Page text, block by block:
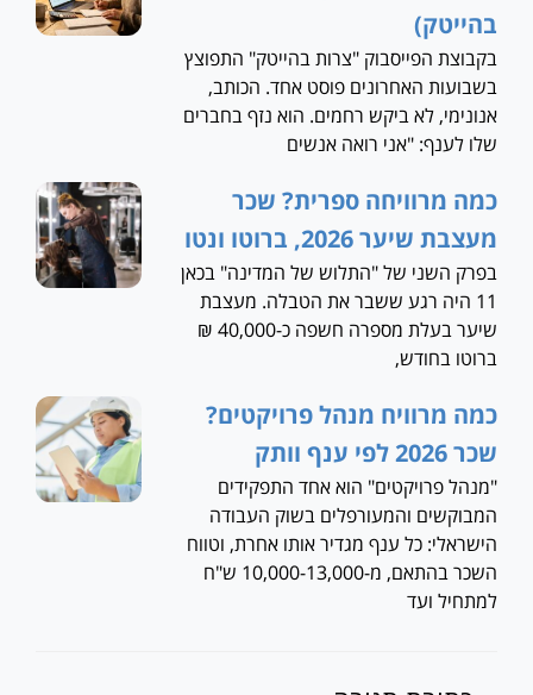
בהייטק)
בקבוצת הפייסבוק "צרות בהייטק" התפוצץ
בשבועות האחרונים פוסט אחד. הכותב,
אנונימי, לא ביקש רחמים. הוא נזף בחברים
שלו לענף: "אני רואה אנשים
כמה מרוויחה ספרית? שכר
מעצבת שיער 2026, ברוטו ונטו
בפרק השני של "התלוש של המדינה" בכאן
11 היה רגע ששבר את הטבלה. מעצבת
שיער בעלת מספרה חשפה כ-40,000 ₪
ברוטו בחודש,
כמה מרוויח מנהל פרויקטים?
שכר 2026 לפי ענף וותק
"מנהל פרויקטים" הוא אחד התפקידים
המבוקשים והמעורפלים בשוק העבודה
הישראלי: כל ענף מגדיר אותו אחרת, וטווח
השכר בהתאם, מ-10,000-13,000 ש"ח
למתחיל ועד